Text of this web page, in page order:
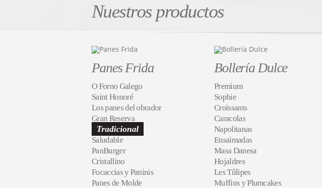
Nuestros productos
Panes Frida
O Forno Galego
Saint Honoré
Los panes del obrador
Gran Reserva
Tradicional
Saludable
PanBurger
Cristallino
Focaccias y Paninis
Panes de Molde
Bollería Dulce
Premium
Sophie
Croissants
Caracolas
Napolitanas
Ensaimadas
Masa Danesa
Hojaldres
Les Tûlipes
Muffins y Plumcakes